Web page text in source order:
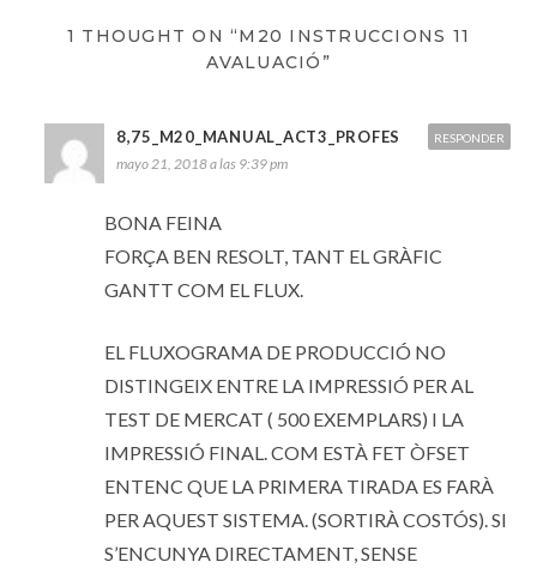
1 THOUGHT ON “M20 INSTRUCCIONS 11
AVALUACIÓ”
8,75_M20_MANUAL_ACT3_PROFES
mayo 21, 2018 a las 9:39 pm
BONA FEINA
FORÇA BEN RESOLT, TANT EL GRÀFIC
GANTT COM EL FLUX.
EL FLUXOGRAMA DE PRODUCCIÓ NO
DISTINGEIX ENTRE LA IMPRESSIÓ PER AL
TEST DE MERCAT ( 500 EXEMPLARS) I LA
IMPRESSIÓ FINAL. COM ESTÀ FET ÒFSET
ENTENC QUE LA PRIMERA TIRADA ES FARÀ
PER AQUEST SISTEMA. (SORTIRÀ COSTÓS). SI
S’ENCUNYA DIRECTAMENT, SENSE
RESPONDER